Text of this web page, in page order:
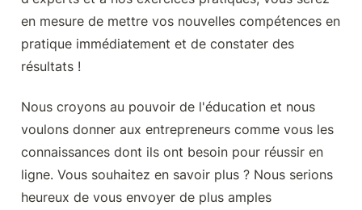
en mesure de mettre vos nouvelles compétences en
pratique immédiatement et de constater des
résultats !
Nous croyons au pouvoir de l'éducation et nous
voulons donner aux entrepreneurs comme vous les
connaissances dont ils ont besoin pour réussir en
ligne. Vous souhaitez en savoir plus ? Nous serions
heureux de vous envoyer de plus amples